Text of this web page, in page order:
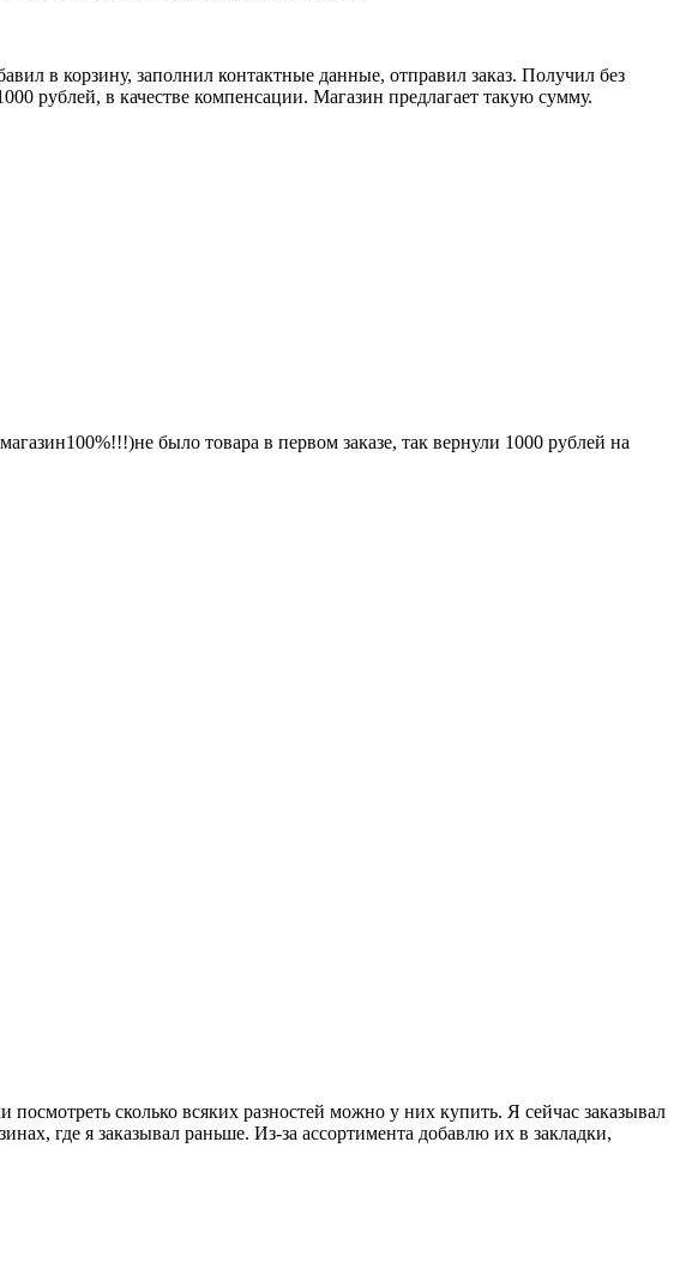
в корзину, заполнил контактные данные, отправил заказ. Получил без
рублей, в качестве компенсации. Магазин предлагает такую сумму.
было товара в первом заказе, так вернули 1000 рублей на
сколько всяких разностей можно у них купить. Я сейчас заказывал
где я заказывал раньше. Из-за ассортимента добавлю их в закладки,